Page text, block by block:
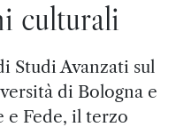
culturali
Studi Avanzati sul
di Bologna e
e Fede, il terzo